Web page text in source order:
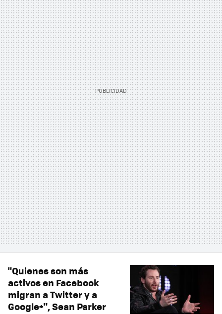
"Quienes son más
activos en Facebook
migran a Twitter y a
Google+", Sean Parker